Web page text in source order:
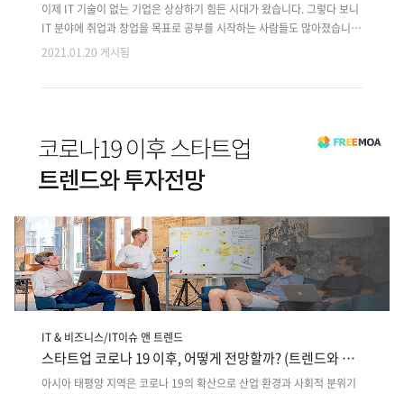
이제 IT 기술이 없는 기업은 상상하기 힘든 시대가 왔습니다. 그렇다 보니
IT 분야에 취업과 창업을 목표로 공부를 시작하는 사람들도 많아졌습니
다. 하지만, IT 분야에 생소한 사람들은 진입 자체를 꺼려하는 경우도 있습
통이 최소화되어야 하는데, 개발자가 사용하는 용어가 어려워 소통의 간
:: SaaS, IaaS, PaaS :: 위 세 가지 용어는 클라우드 컴퓨팅 서비스 형태를
구별할 때 사용합니다. 클라우드 컴퓨팅 서비스는 ICT 기술을 플러그에
꽂으면 바로 사용할 수 있듯 ICT 서비스를 편하게..
2021.01.20 게시됨
IT & 비즈니스/IT이슈 앤 트렌드
스타트업 코로나 19 이후, 어떻게 전망할까? (트렌드와 투
자전망)
아시아 태평양 지역은 코로나 19의 확산으로 산업 환경과 사회적 분위기